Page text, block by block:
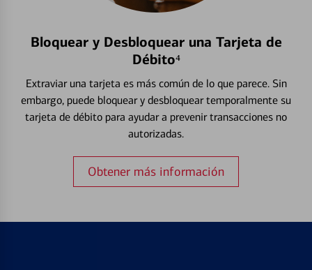
Bloquear y Desbloquear una Tarjeta de
Débito⁴
Extraviar una tarjeta es más común de lo que parece. Sin
embargo, puede bloquear y desbloquear temporalmente su
tarjeta de débito para ayudar a prevenir transacciones no
autorizadas.
Obtener más información